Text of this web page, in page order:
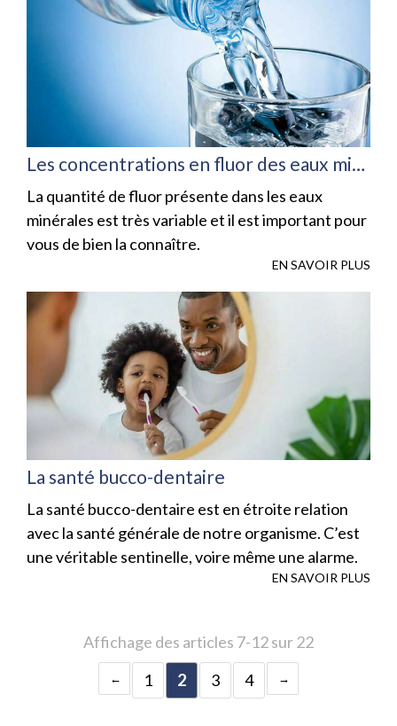
Les concentrations en fluor des eaux minérales
La quantité de fluor présente dans les eaux
minérales est très variable et il est important pour
vous de bien la connaître.
EN SAVOIR PLUS
La santé bucco-dentaire
La santé bucco-dentaire est en étroite relation
avec la santé générale de notre organisme. C’est
une véritable sentinelle, voire même une alarme.
EN SAVOIR PLUS
Affichage des articles 7-12 sur 22
1
2 3 4